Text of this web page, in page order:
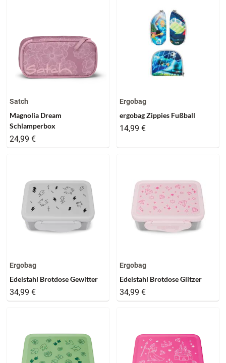
Satch
Magnolia Dream
Schlamperbox
24,99 €
Ergobag
ergobag Zippies Fußball
14,99 €
Ergobag
Edelstahl Brotdose Gewitter
34,99 €
Ergobag
Edelstahl Brotdose Glitzer
34,99 €